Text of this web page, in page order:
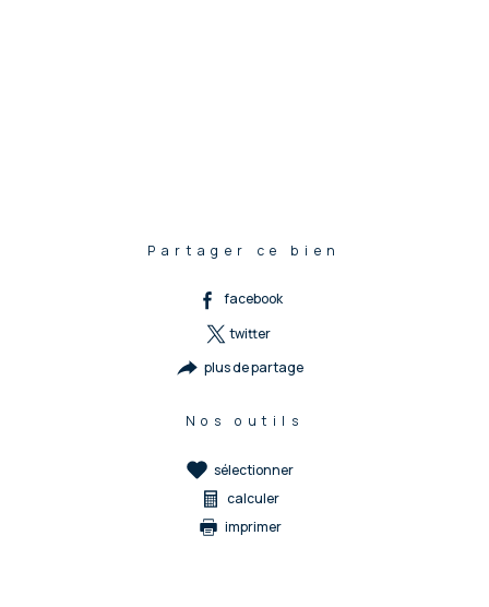
Partager ce bien
facebook
twitter
plus de partage
Nos outils
sélectionner
calculer
imprimer